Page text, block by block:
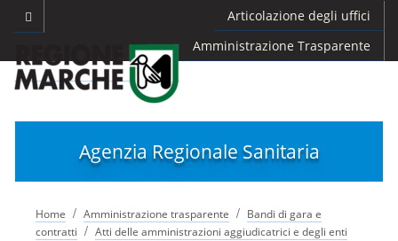
Articolazione degli uffici
Amministrazione Trasparente
Agenzia Regionale Sanitaria
Home / Amministrazione trasparente / Bandi di gara e
contratti / Atti delle amministrazioni aggiudicatrici e degli enti